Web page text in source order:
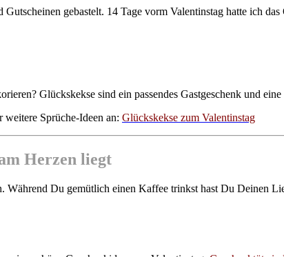
gebastelt. 14 Tage vorm Valentinstag hatte ich
Glückskekse sind ein passendes Gastgeschenk und
Sprüche-Ideen an: Glückskekse zum Valentinstag
Herzen liegt
Während Du gemütlich einen Kaffee trinkst hast Du Deinen